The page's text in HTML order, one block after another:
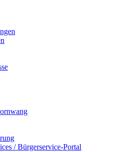
/ Bürgerservice-Portal